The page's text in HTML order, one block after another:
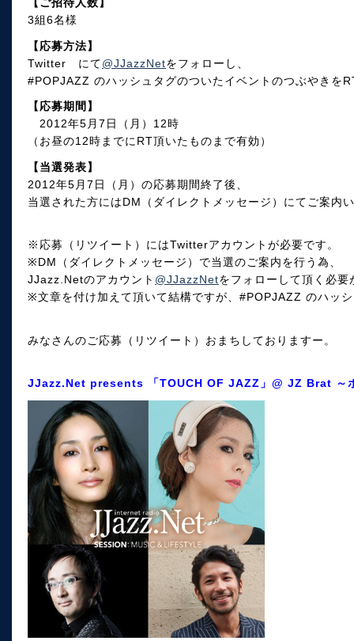
3組6名様
【応募方法】
Twitter にて@JJazzNetをフォローし、
#POPJAZZ のハッシュタグのついたイベントのつぶやきを
【応募期間】
2012年5月7日（月）12時
（お昼の12時までにRT頂いたものまで有効）
【当選発表】
2012年5月7日（月）の応募期間終了後、
当選された方にはDM（ダイレクトメッセージ）にてご案内
※応募（リツイート）にはTwitterアカウントが必要です。
※DM（ダイレクトメッセージ）で当選のご案内を行う為、
JJazz.Netのアカウント @JJazzNetをフォローして頂く必要
※文章を付け加えて頂いて結構ですが、#POPJAZZ のハッ
みなさんのご応募（リツイート）おまちしておりますー。
JJazz.Net presents 「TOUCH OF JAZZ」@ JZ Brat ～